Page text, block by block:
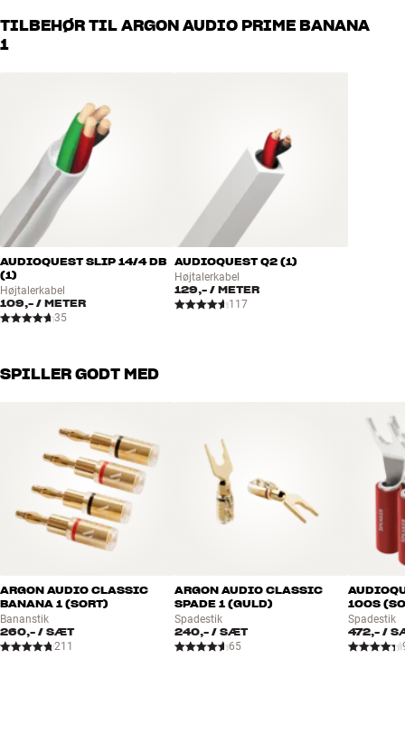
Alle HiFi Klubbens produkter til musik, hjemmebio og TV er
håndplukket kvalitet, der er bygget til at holde i årevis. Det er godt
for både din pengepung og miljøet.
TILBEHØR TIL ARGON AUDIO PRIME BANANA
1
AUDIOQUEST SLIP 14/4 DB
(1)
Højtalerkabel
109,- / METER
35
AUDIOQUEST Q2 (1)
Højtalerkabel
129,-/ METER
117
SPILLER GODT MED
ARGON AUDIO CLASSIC
BANANA 1 (SORT)
Bananstik
260,- / SÆT
211
ARGON AUDIO CLASSIC
SPADE 1 (GULD)
Spadestik
240,-/ SÆT
65
100S
Spadestik
472,- /